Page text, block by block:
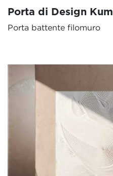
Porta di Design Kum
Porta battente filomuro